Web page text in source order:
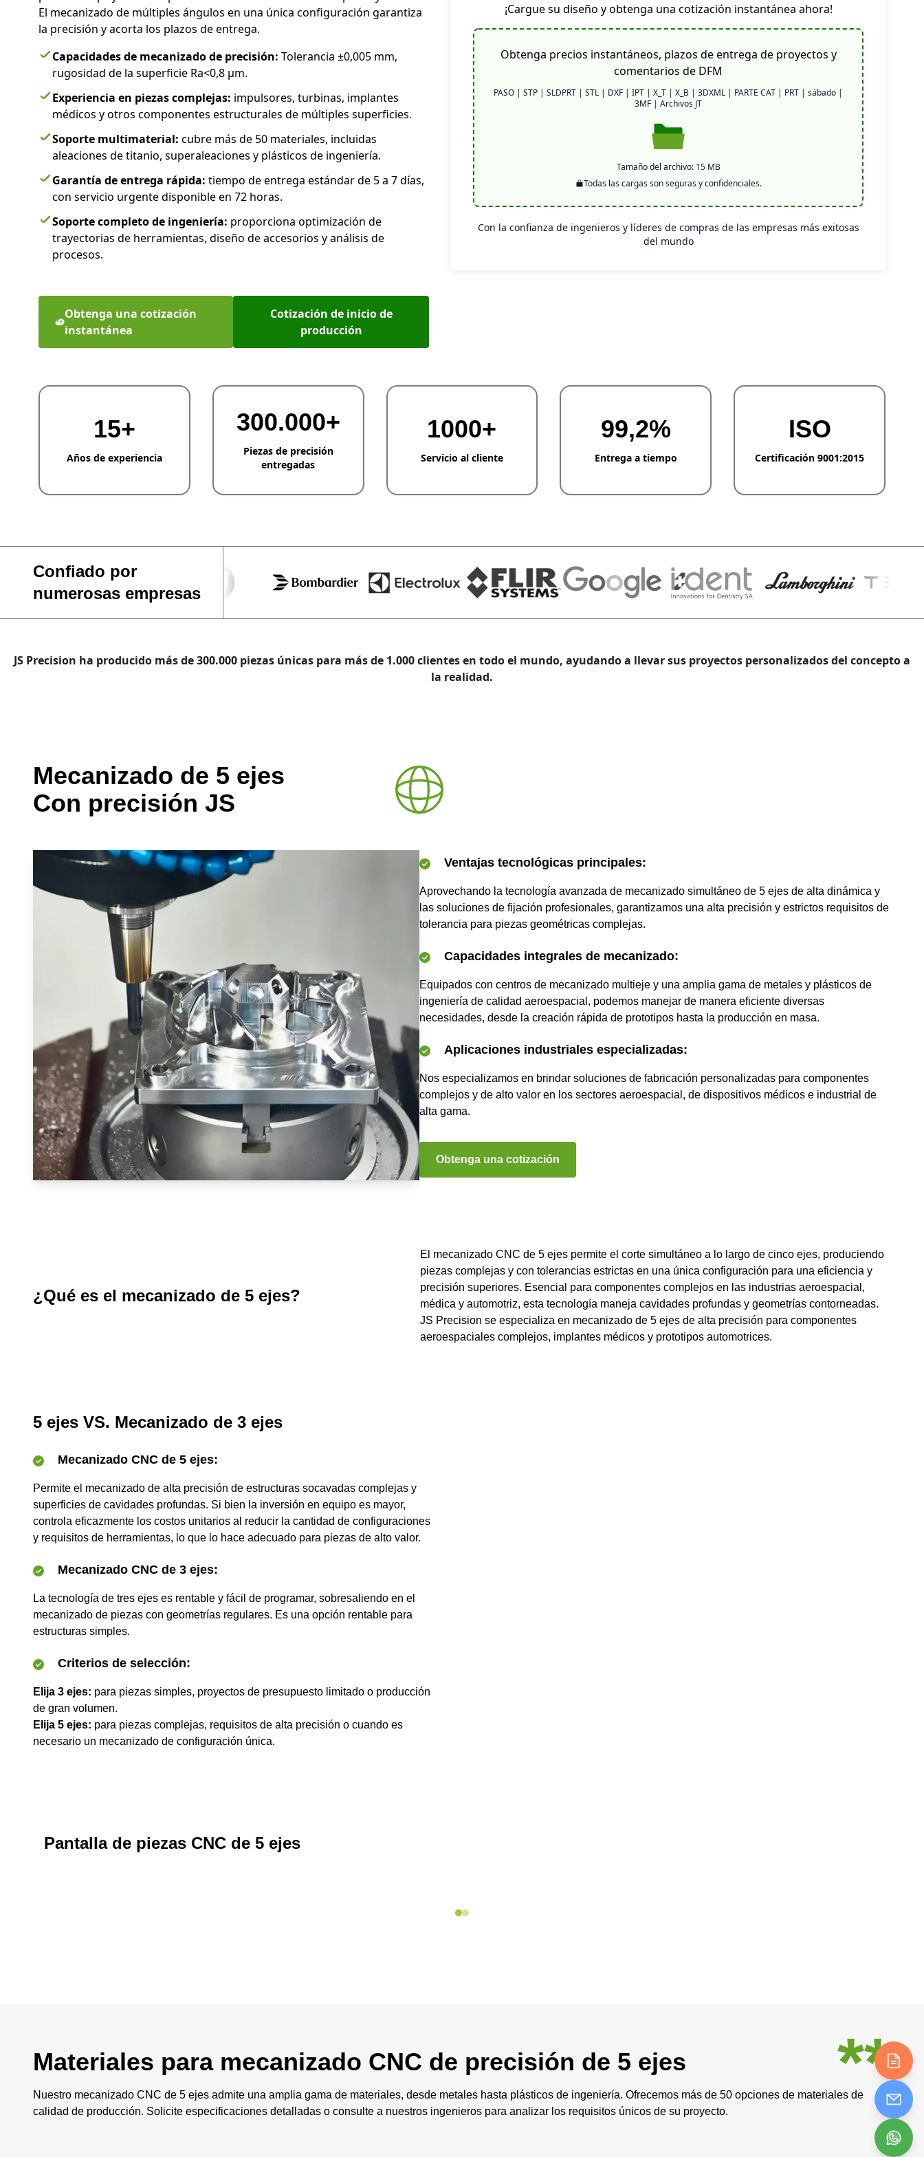
El mecanizado de múltiples ángulos en una única configuración garantiza
la precisión y acorta los plazos de entrega.
Capacidades de mecanizado de precisión: Tolerancia ±0,005 mm,
rugosidad de la superficie Ra<0,8 μm.
Experiencia en piezas complejas: impulsores, turbinas, implantes
médicos y otros componentes estructurales de múltiples superficies.
Soporte multimaterial: cubre más de 50 materiales, incluidas
aleaciones de titanio, superaleaciones y plásticos de ingeniería.
Garantía de entrega rápida: tiempo de entrega estándar de 5 a 7 días,
con servicio urgente disponible en 72 horas.
Soporte completo de ingeniería: proporciona optimización de
trayectorias de herramientas, diseño de accesorios y análisis de
procesos.
Obtenga una cotización
instantánea
Cotización de inicio de
producción
¡Cargue su diseño y obtenga una cotización instantánea ahora!
Obtenga precios instantáneos, plazos de entrega de proyectos y
comentarios de DFM
PASO | STP | SLDPRT | STL | DXF | IPT | X_T | X_B | 3DXML | PARTE CAT | PRT | sábado |
3MF | Archivos JT
Tamaño del archivo: 15 MB
Todas las cargas son seguras y confidenciales.
Con la confianza de ingenieros y líderes de compras de las empresas más exitosas
del mundo
15+
Años de experiencia
300.000+
Piezas de precisión
entregadas
1000+
Servicio al cliente
99,2%
Entrega a tiempo
ISO
Certificación 9001:2015
Confiado por
numerosas empresas
JS Precision ha producido más de 300.000 piezas únicas para más de 1.000 clientes en todo el mundo, ayudando a llevar sus proyectos personalizados del concepto a
la realidad.
Mecanizado de 5 ejes
Con precisión JS
Ventajas tecnológicas principales:
Aprovechando la tecnología avanzada de mecanizado simultáneo de 5 ejes de alta dinámica y
las soluciones de fijación profesionales, garantizamos una alta precisión y estrictos requisitos de
tolerancia para piezas geométricas complejas.
Capacidades integrales de mecanizado:
Equipados con centros de mecanizado multieje y una amplia gama de metales y plásticos de
ingeniería de calidad aeroespacial, podemos manejar de manera eficiente diversas
necesidades, desde la creación rápida de prototipos hasta la producción en masa.
Aplicaciones industriales especializadas:
Nos especializamos en brindar soluciones de fabricación personalizadas para componentes
complejos y de alto valor en los sectores aeroespacial, de dispositivos médicos e industrial de
alta gama.
Obtenga una cotización
¿Qué es el mecanizado de 5 ejes?
El mecanizado CNC de 5 ejes permite el corte simultáneo a lo largo de cinco ejes, produciendo
piezas complejas y con tolerancias estrictas en una única configuración para una eficiencia y
precisión superiores. Esencial para componentes complejos en las industrias aeroespacial,
médica y automotriz, esta tecnología maneja cavidades profundas y geometrías contorneadas.
JS Precision se especializa en mecanizado de 5 ejes de alta precisión para componentes
aeroespaciales complejos, implantes médicos y prototipos automotrices.
5 ejes VS. Mecanizado de 3 ejes
Mecanizado CNC de 5 ejes:
Permite el mecanizado de alta precisión de estructuras socavadas complejas y
superficies de cavidades profundas. Si bien la inversión en equipo es mayor,
controla eficazmente los costos unitarios al reducir la cantidad de configuraciones
y requisitos de herramientas, lo que lo hace adecuado para piezas de alto valor.
Mecanizado CNC de 3 ejes:
La tecnología de tres ejes es rentable y fácil de programar, sobresaliendo en el
mecanizado de piezas con geometrías regulares. Es una opción rentable para
estructuras simples.
Criterios de selección:
Elija 3 ejes: para piezas simples, proyectos de presupuesto limitado o producción
de gran volumen.
Elija 5 ejes: para piezas complejas, requisitos de alta precisión o cuando es
necesario un mecanizado de configuración única.
Pantalla de piezas CNC de 5 ejes
Materiales para mecanizado CNC de precisión de 5 ejes **
Nuestro mecanizado CNC de 5 ejes admite una amplia gama de materiales, desde metales hasta plásticos de ingeniería. Ofrecemos más de 50 opciones de materiales de
calidad de producción. Solicite especificaciones detalladas o consulte a nuestros ingenieros para analizar los requisitos únicos de su proyecto.